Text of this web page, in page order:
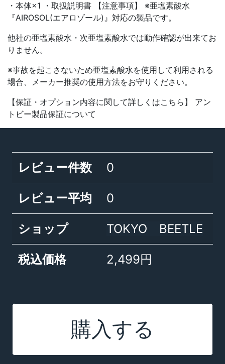
・本体×1 ・取扱説明書 【注意事項】 ※亜塩素酸水
『AIROSOL(エアロゾール)』対応の製品です。
他社の亜塩素酸水・次亜塩素酸水では動作確認が出来てお
りません。
※事故を起こさないため亜塩素酸水を使用して利用される
場合、メーカー推奨の使用方法をお守りください。
【保証・オプション内容に関して詳しくはこちら】 アン
トビー製品保証について
レビュー件数 0
レビュー平均 0
ショップ TOKYO BEETLE
税込価格 2,499円
購入する